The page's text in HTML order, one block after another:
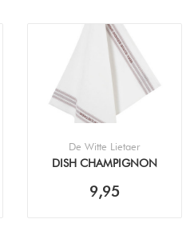
De Witte Lietaer
DISH CHAMPIGNON
9,95